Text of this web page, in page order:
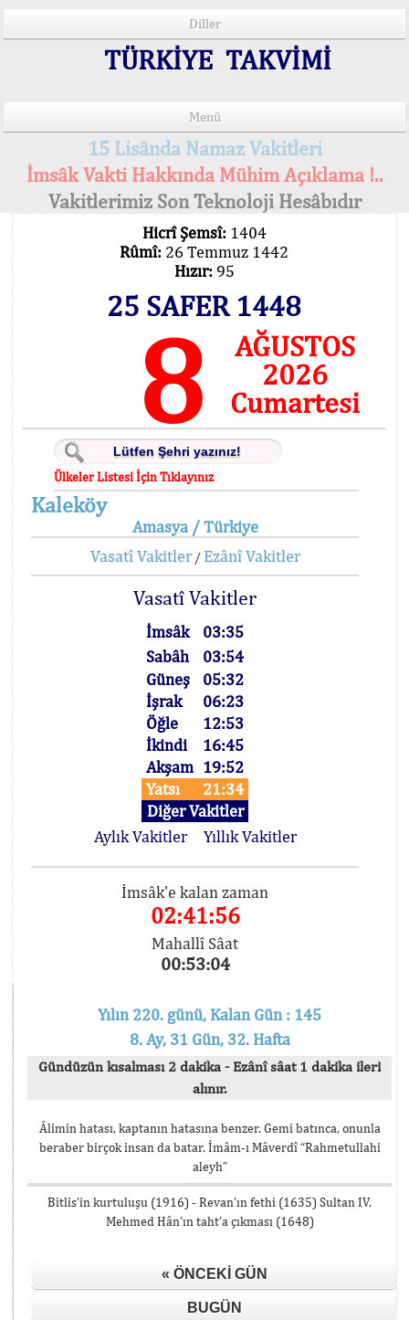
Diller
TÜRKİYE TAKVİMİ
Menü
15 Lisânda Namaz Vakitleri
İmsâk Vakti Hakkında Mühim Açıklama !..
Vakitlerimiz Son Teknoloji Hesâbıdır
Hicrî Şemsî: 1404
Rûmî: 26 Temmuz 1442
Hızır: 95
25 SAFER 1448
8
AĞUSTOS
2026
Cumartesi
Ülkeler Listesi İçin Tıklayınız
Kaleköy
Amasya / Türkiye
Vasatî Vakitler/ Ezânî Vakitler
Vasatî Vakitler
İmsâk
03:35
Sabâh
03:54
Güneş
05:32
İşrak
06:23
Öğle
12:53
İkindi
16:45
Akşam 19:52
Yatsı
21:34
Diğer Vakitler
Aylık Vakitler
Yıllık Vakitler
İmsâk'e kalan zaman
02:41:56
Mahallî Sâat
00:53:04
Yılın 220. günü, Kalan Gün : 145
8. Ay, 31 Gün, 32. Hafta
Gündüzün kısalması 2 dakika - Ezânî sâat 1 dakika ileri
alınır.
Âlimin hatası, kaptanın hatasına benzer. Gemi batınca, onunla
beraber birçok insan da batar. İmâm-ı Mâverdî “Rahmetullahi
aleyh”
Bitlis’in kurtuluşu (1916) - Revan’ın fethi (1635) Sultan IV.
Mehmed Hân’ın taht’a çıkması (1648)
« ÖNCEKI GÜN
BUGÜN